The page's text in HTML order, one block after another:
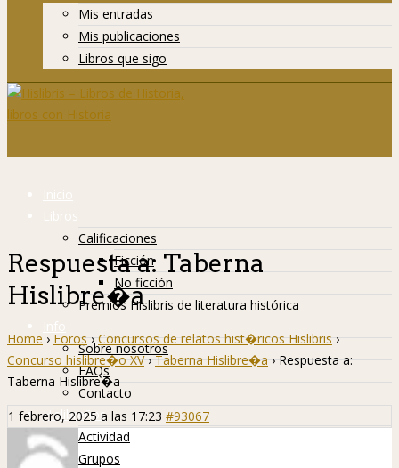
Mis entradas
Mis publicaciones
Libros que sigo
Inicio
Libros
Calificaciones
Ficción
No ficción
Premios Hislibris de literatura histórica
Info
Sobre nosotros
FAQs
Contacto
Hislibreños
Actividad
Grupos
Respuesta a: Taberna
Hislibre�a
Home › Foros › Concursos de relatos hist�ricos Hislibris ›
Concurso hislibre�o XV › Taberna Hislibre�a › Respuesta a:
Taberna Hislibre�a
1 febrero, 2025 a las 17:23 #93067